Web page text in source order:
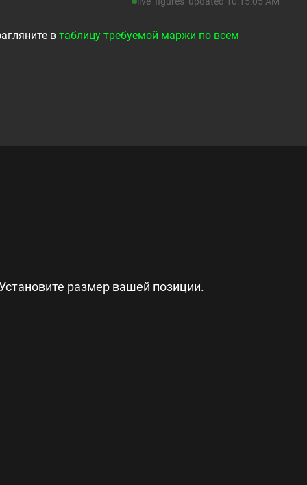
в таблицу требуемой маржи по всем
размер вашей позиции.